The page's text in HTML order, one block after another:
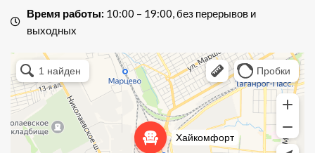
Время работы: 10:00 – 19:00, без перерывов и
выходных
Хай Комфорт
Магазин мебели в Таганроге
Мебель для кухни в Таганроге